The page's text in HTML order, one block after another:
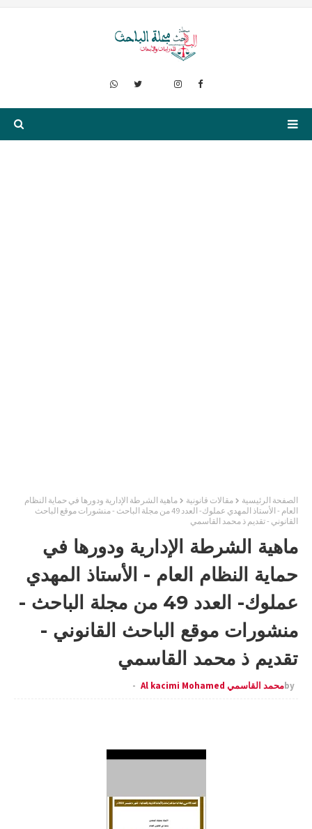
الصفحة الرئيسية مقالات قانونية
ماهية الشرطة الإدارية ودورها في حماية النظام
العام - الأستاذ المهدي عملوك- العدد 49 من مجلة الباحث - منشورات موقع الباحث
القانوني - تقديم ذ محمد القاسمي
ماهية الشرطة الإدارية ودورها في
حماية النظام العام - الأستاذ المهدي
عملوك- العدد 49 من مجلة الباحث -
منشورات موقع الباحث القانوني -
تقديم ذ محمد القاسمي
byمحمد القاسمي Al kacimi Mohamed